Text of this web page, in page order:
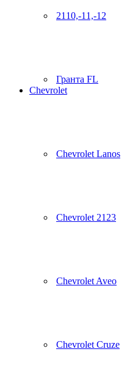
2110,-11,-12
Гранта FL
Chevrolet
Chevrolet Lanos
Chevrolet 2123
Chevrolet Aveo
Chevrolet Cruze